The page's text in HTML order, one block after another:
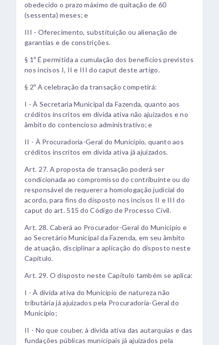
obedecido o prazo máximo de quitação de 60
(sessenta) meses; e
III - Oferecimento, substituição ou alienação de
garantias e de constrições.
§ 1º É permitida a cumulação dos benefícios previstos
nos incisos I, II e III do caput deste artigo.
§ 2º A celebração da transação competirá:
I - À Secretaria Municipal da Fazenda, quanto aos
créditos inscritos em dívida ativa não ajuizados e no
âmbito do contencioso administrativo; e
II - À Procuradoria-Geral do Município, quanto aos
créditos inscritos em dívida ativa já ajuizados.
Art. 27. A proposta de transação poderá ser
condicionada ao compromisso do contribuinte ou do
responsável de requerer a homologação judicial do
acordo, para fins do disposto nos incisos II e III do
caput do art. 515 do Código de Processo Civil.
Art. 28. Caberá ao Procurador-Geral do Município e
ao Secretário Municipal da Fazenda, em seu âmbito
de atuação, disciplinar a aplicação do disposto neste
Capítulo.
Art. 29. O disposto neste Capítulo também se aplica:
I - À dívida ativa do Município de natureza não
tributária já ajuizados pela Procuradoria-Geral do
Município;
II - No que couber, à dívida ativa das autarquias e das
fundações públicas municipais já ajuizados pela